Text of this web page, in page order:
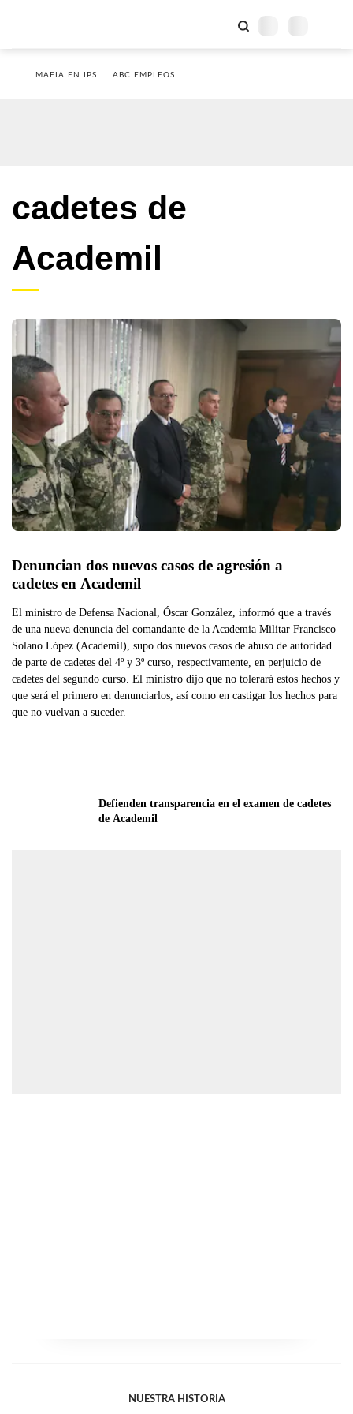
MAFIA EN IPS ABC EMPLEOS
cadetes de
Academil
Denuncian dos nuevos casos de agresión a
cadetes en Academil
El ministro de Defensa Nacional, Óscar González, informó que a través
de una nueva denuncia del comandante de la Academia Militar Francisco
Solano López (Academil), supo dos nuevos casos de abuso de autoridad
de parte de cadetes del 4º y 3º curso, respectivamente, en perjuicio de
cadetes del segundo curso. El ministro dijo que no tolerará estos hechos y
que será el primero en denunciarlos, así como en castigar los hechos para
que no vuelvan a suceder.
Defienden transparencia en el examen de cadetes
de Academil
NUESTRA HISTORIA